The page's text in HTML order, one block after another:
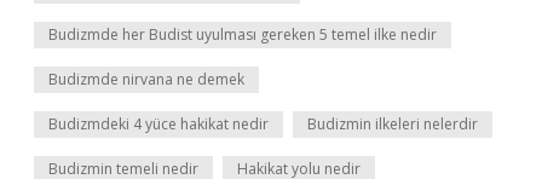
Budizmde her Budist uyulması gereken 5 temel ilke nedir
Budizmde nirvana ne demek
Budizmdeki 4 yüce hakikat nedir Budizmin ilkeleri nelerdir
Budizmin temeli nedir Hakikat yolu nedir